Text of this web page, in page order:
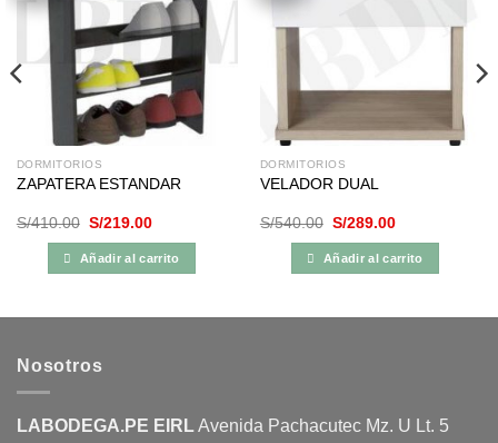
DORMITORIOS
ZAPATERA ESTANDAR
S/410.00 El
original
era:
S/219.00El
actual
es:
Añadir al carrito
DORMITORIOS
VELADOR DUAL
S/540.00 El
original
era:
S/289.00El
actual
es:
Añadir al carrito
Nosotros
LABODEGA.PE EIRLAvenida Pachacutec Mz. U Lt. 5